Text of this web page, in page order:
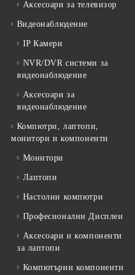
Аксесоари за телевизор
Видеонаблюдение
IP Камери
NVR/DVR системи за
видеонаблюдение
Аксесоари за
видеонаблюдение
Компютри, лаптопи,
монитори и компоненти
Монитори
Лаптопи
Настолни компютри
Професионални Дисплеи
Аксесоари и компоненти
за лаптопи
Компютърни компоненти